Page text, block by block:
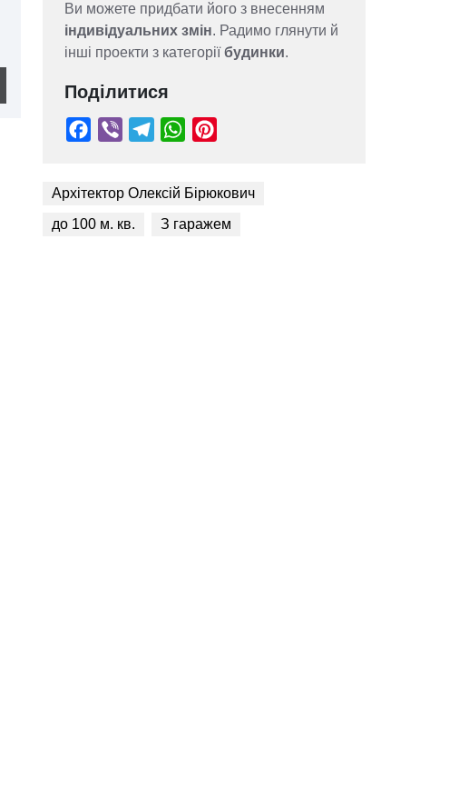
Ви можете придбати його з внесенням
індивідуальних змін. Радимо глянути й
інші проекти з категоріїбудинки.
Поділитися
Архітектор Олексій Бірюкович
до 100 м. кв.
З гаражем